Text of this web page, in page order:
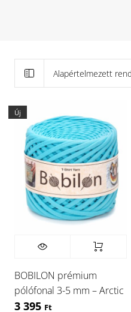
Alapértelmezett
Új
BOBILON prémium
pólófonal 3-5 mm – Arctic
3 395 Ft